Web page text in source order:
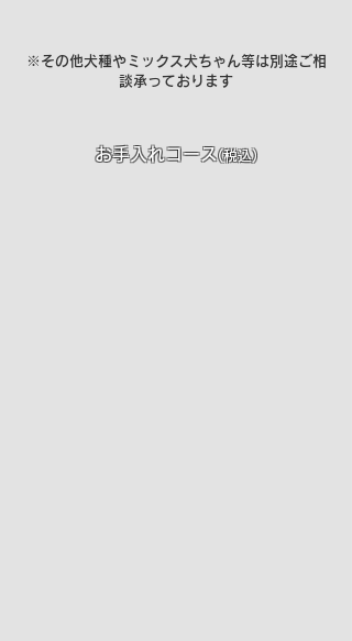
​​※その他犬種やミックス犬ちゃん等は別途ご相
談承っております
お手入れコース(税込)